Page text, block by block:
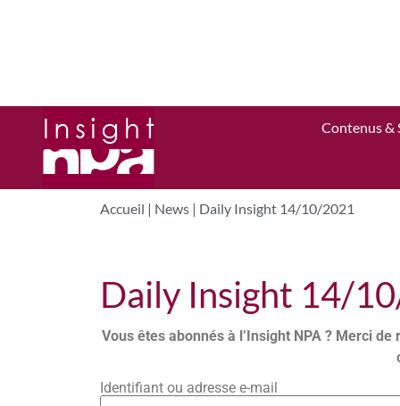
Contenus &
Accueil | News | Daily Insight 14/10/2021
Daily Insight 14/
Vous êtes abonnés à l’Insight NPA ? Merci
Identifiant ou adresse e-mail